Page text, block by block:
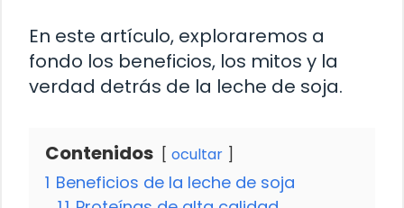
En este artículo, exploraremos a
fondo los beneficios, los mitos y la
verdad detrás de la leche de soja.
Contenidos ocultar
1 Beneficios de la leche de soja